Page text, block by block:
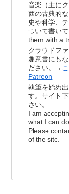
音楽（主に
西の古典的
史や科学、
ついて書い
them with a
クラウドフ
趣意書にも
ださい。→
Patreon
執筆を始め
す。サイト
さい。
I am
what I can do.
Please
of the site.